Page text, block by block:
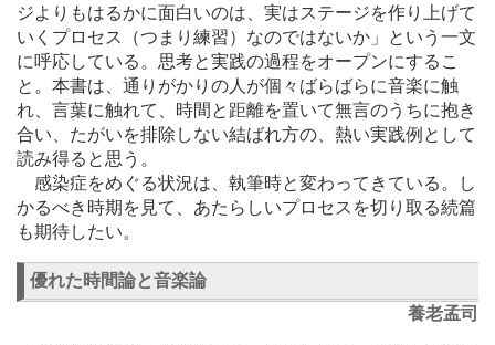
ジよりもはるかに面白いのは、実はステージを作り上げて
いくプロセス（つまり練習）なのではないか」という一文
に呼応している。思考と実践の過程をオープンにするこ
と。本書は、通りがかりの人が個々ばらばらに音楽に触
れ、言葉に触れて、時間と距離を置いて無言のうちに抱き
合い、たがいを排除しない結ばれ方の、熱い実践例として
読み得ると思う。
感染症をめぐる状況は、執筆時と変わってきている。し
かるべき時期を見て、あたらしいプロセスを切り取る続篇
も期待したい。
優れた時間論と音楽論
養老孟司